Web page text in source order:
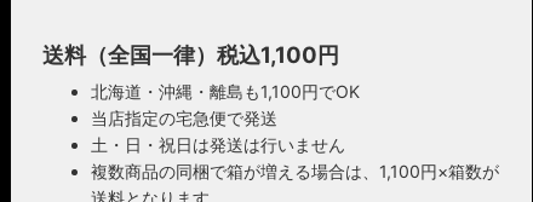
送料（全国一律）税込1,100円
北海道・沖縄・離島も1,100円でOK
当店指定の宅急便で発送
土・日・祝日は発送は行いません
複数商品の同梱で箱が増える場合は、1,100円×箱数が